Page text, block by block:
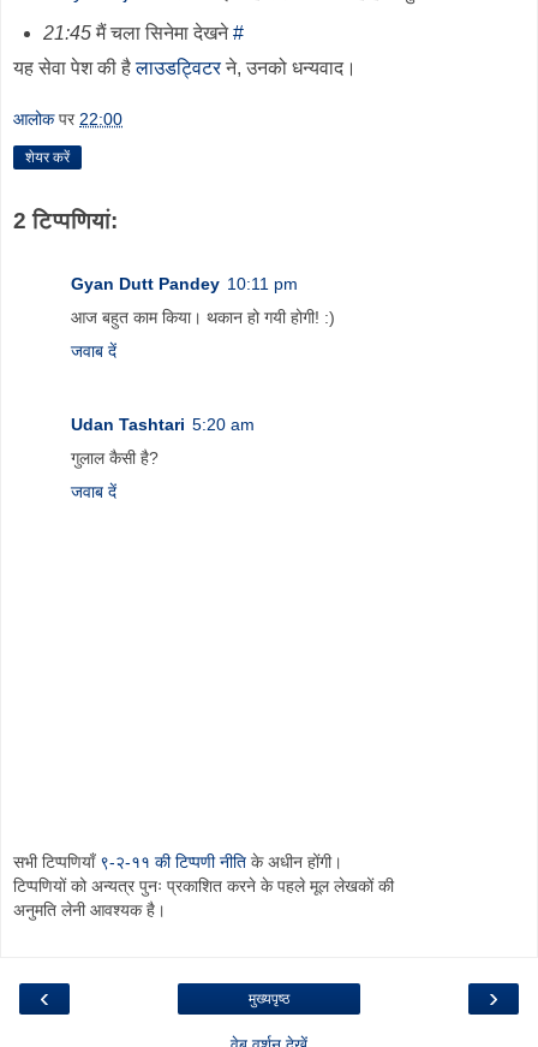
21:45मैं चला सिनेमा देखने#
यह सेवा पेश की हैलाउडट्विटरने, उनको धन्यवाद।
आलोक पर22:00
शेयर करें
2 टिप्‍पणियां:
Gyan Dutt Pandey 10:11 pm
आज बहुत काम किया। थकान हो गयी होगी! :)
जवाब दें
Udan Tashtari 5:20 am
गुलाल कैसी है?
जवाब दें
सभी टिप्पणियाँ ९-२-११ की टिप्पणी नीति के अधीन होंगी।
टिप्पणियों को अन्यत्र पुनः प्रकाशित करने के पहले मूल लेखकों की
अनुमति लेनी आवश्यक है।
‹ ›
मुख्यपृष्ठ